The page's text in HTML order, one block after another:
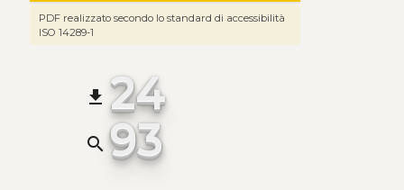
PDF realizzato secondo lo standard di accessibilità
ISO 14289-1
file_download 24
search 93